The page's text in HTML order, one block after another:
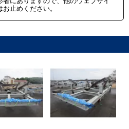
止めください。